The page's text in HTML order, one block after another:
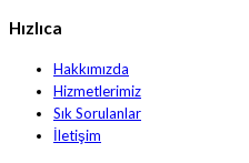
Hızlıca
Hakkımızda
Hizmetlerimiz
Sık Sorulanlar
İletişim